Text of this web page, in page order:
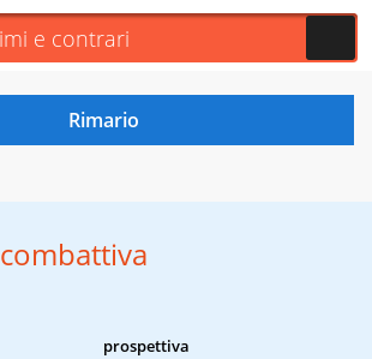
combattiva
prospettiva